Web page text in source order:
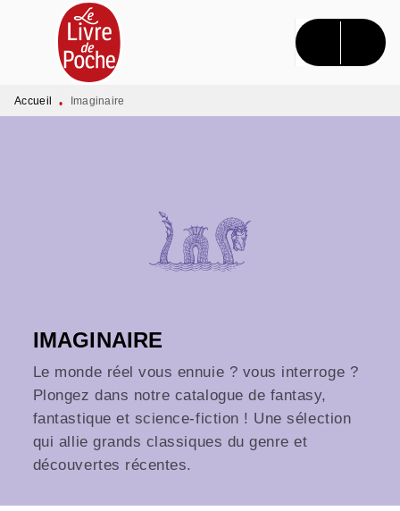
MENU RECHERCHE CONTENU
PIED DE PAGE
Accueil • Imaginaire
IMAGINAIRE
Le monde réel vous ennuie ? vous interroge ?
Plongez dans notre catalogue de fantasy,
fantastique et science-fiction ! Une sélection
qui allie grands classiques du genre et
découvertes récentes.